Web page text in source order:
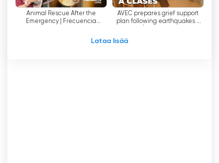
Animal Rescue After the
Emergency | Frecuencia
AVEC prepares grief support
plan following earthquakes -
Lataa lisää